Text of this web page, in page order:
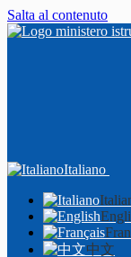
Salta al contenuto
Italiano
中文